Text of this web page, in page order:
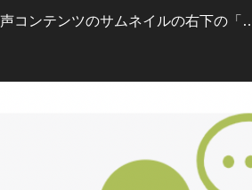
コンテンツのサムネイルの右下の